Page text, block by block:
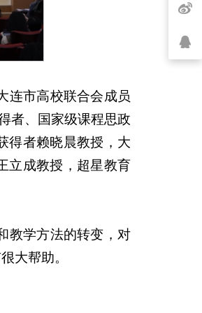
连市高校联合会成员
者、国家级课程思政
得者赖晓晨教授，大
立成教授，超星教育
教学方法的转变，对
大帮助。